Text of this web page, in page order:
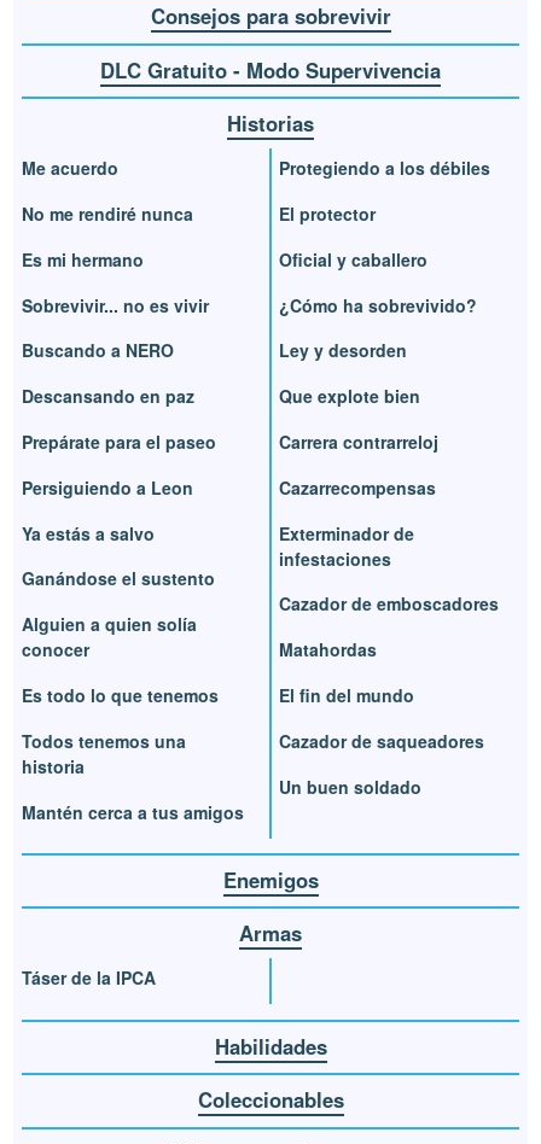
Consejos para sobrevivir
DLC Gratuito - Modo Supervivencia
Historias
Me acuerdo
No me rendiré nunca
Es mi hermano
Sobrevivir... no es vivir
Buscando a NERO
Descansando en paz
Prepárate para el paseo
Persiguiendo a Leon
Ya estás a salvo
Ganándose el sustento
Alguien a quien solía
conocer
Es todo lo que tenemos
Todos tenemos una
historia
Mantén cerca a tus amigos
Protegiendo a los débiles
El protector
Oficial y caballero
¿Cómo ha sobrevivido?
Ley y desorden
Que explote bien
Carrera contrarreloj
Cazarrecompensas
Exterminador de
infestaciones
Cazador de emboscadores
Matahordas
El fin del mundo
Cazador de saqueadores
Un buen soldado
Enemigos
Armas
Táser de la IPCA
Habilidades
Coleccionables